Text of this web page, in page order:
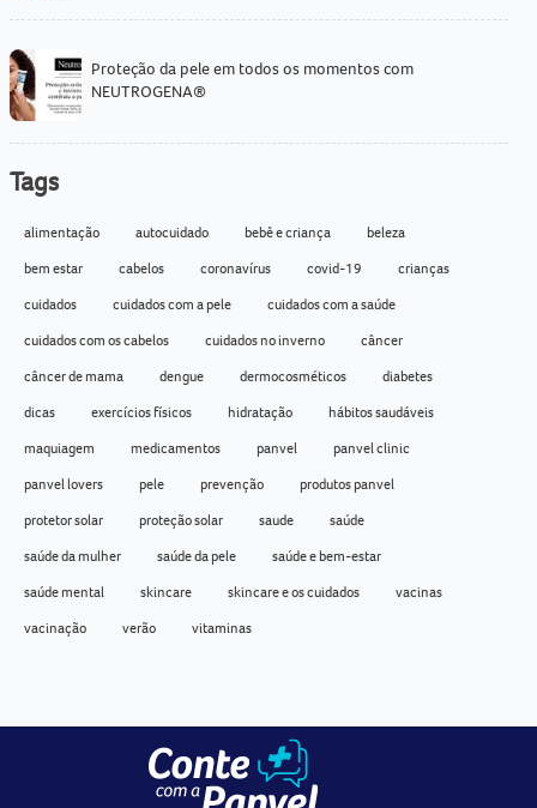
Proteção da pele em todos os momentos com
NEUTROGENA®
Tags
alimentação autocuidado bebê e criança
beleza
bem estar
cabelos coronavírus covid-19
crianças
cuidados
cuidados com a pele
cuidados com a saúde
cuidados com os cabelos
cuidados no inverno
câncer
câncer de mama
dengue dermocosméticos
diabetes
dicas
exercícios físicos hidratação
hábitos saudáveis
maquiagem
medicamentos panvel
panvel clinic
panvel lovers
pele prevenção
produtos panvel
protetor solar
proteção solar saude
saúde
saúde da mulher
saúde da pele
saúde e bem-estar
saúde mental
skincare skincare e os cuidados
vacinas
vacinação
verão vitaminas